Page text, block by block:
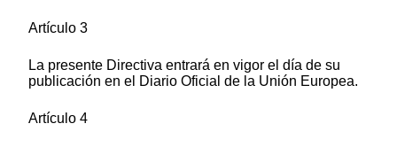
Artículo 3
La presente Directiva entrará en vigor el día de su
publicación en el Diario Oficial de la Unión Europea.
Artículo 4